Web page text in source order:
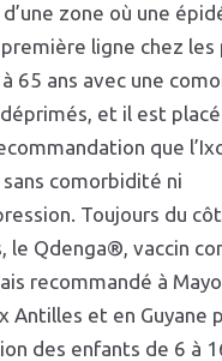
zone où une
ligne chez les
65 ans avec une
et il est
que
sans comorbidité ni
Toujours du
le Qdenga®, vaccin
recommandé à
Antilles et en Guyane
des enfants de 6 à